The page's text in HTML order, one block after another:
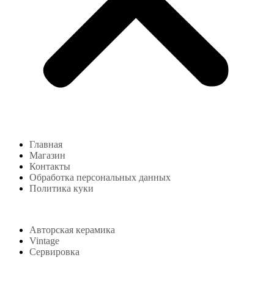
Главная
Магазин
Контакты
Обработка персональных данных
Политика куки
Авторская керамика
Vintage
Сервировка